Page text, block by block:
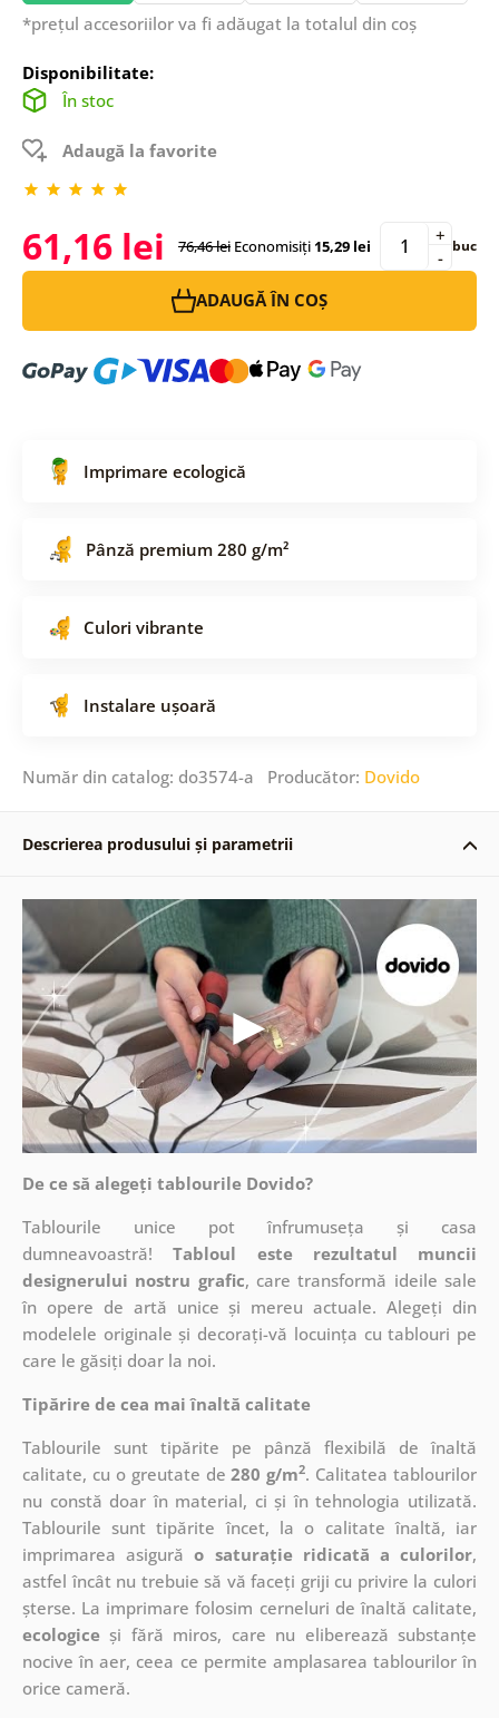
*prețul accesoriilor va fi adăugat la totalul din coș
Disponibilitate:
În stoc
Adaugă la favorite
61,16 lei 76,46 lei Economisiți15,29 lei -
+ buc
ADAUGĂ ÎN COȘ
Imprimare ecologică
Pânză premium 280 g/m²
Culori vibrante
Instalare ușoară
Număr din catalog: do3574-a Producător: Dovido
Descrierea produsului și parametrii
De ce să alegeți tablourile Dovido?
Tablourile unice pot înfrumuseța și casa
dumneavoastră!Tabloul este rezultatul muncii
designerului nostru grafic, caretransformă ideile sale
în opere de artă unice și mereu actuale. Alegeți din
modelele originale și decorați-vă locuința cu tablouri pe
care le găsiți doar la noi.
Tipărire de cea mai înaltă calitate
Tablourile sunt tipărite pe pânză flexibilă de înaltă
calitate, cu o greutate de280 g/m2. Calitatea tablourilor
nu constă doar în material, ci și în tehnologia utilizată.
Tablourile sunt tipărite încet, la o calitate înaltă, iar
imprimarea asigurăo saturație ridicată a culorilor,
astfel încât nu trebuie să vă faceți griji cu privire la culori
șterse. La imprimare folosim cerneluri de înaltă calitate,
ecologiceși fără miros, care nu eliberează substanțe
nocive în aer, ceea ce permite amplasarea tablourilor în
orice cameră.